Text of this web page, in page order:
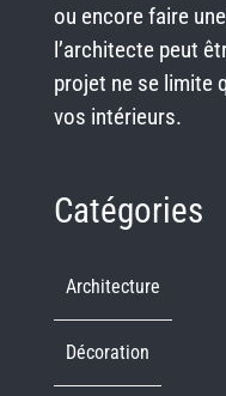
ou encore faire
l’architecte peut
projet ne se limite
vos intérieurs.
Catégories
Architecture
Décoration